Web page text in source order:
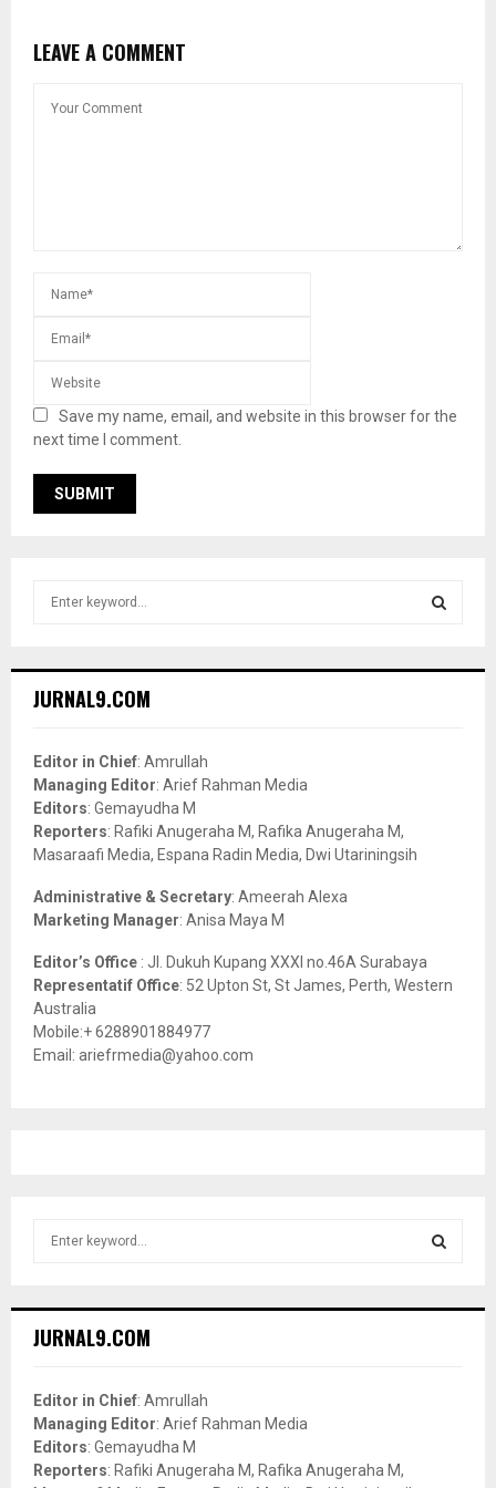
LEAVE A COMMENT
Save my name, email, and website in this browser for the
next time I comment.
h
o
r
:
JURNAL9.COM
Editor in Chief: Amrullah
Managing Editor: Arief Rahman Media
Editors: Gemayudha M
Reporters: Rafiki Anugeraha M, Rafika Anugeraha M,
Masaraafi Media, Espana Radin Media, Dwi Utariningsih
Administrative & Secretary: Ameerah Alexa
Marketing Manager: Anisa Maya M
Editor’s Office : Jl. Dukuh Kupang XXXI no.46A Surabaya
Representatif Office: 52 Upton St, St James, Perth, Western
Australia
Mobile:+ 6288901884977
Email: ariefrmedia@yahoo.com
h
o
r
:
JURNAL9.COM
Editor in Chief: Amrullah
Managing Editor: Arief Rahman Media
Editors: Gemayudha M
Reporters: Rafiki Anugeraha M, Rafika Anugeraha M,